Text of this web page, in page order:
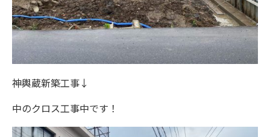
神輿蔵新築工事↓
中のクロス工事中です！